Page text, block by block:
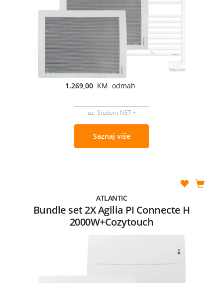
1.269,00 KM odmah
uz Student NET +
Saznaj više
ATLANTIC
Bundle set 2X Agilia PI Connecte H
2000W+Cozytouch